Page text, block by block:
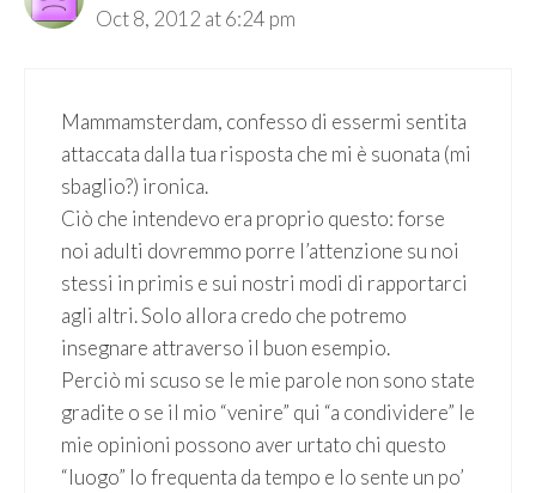
Oct 8, 2012 at 6:24 pm
Mammamsterdam, confesso di essermi sentita
attaccata dalla tua risposta che mi è suonata (mi
sbaglio?) ironica.
Ciò che intendevo era proprio questo: forse
noi adulti dovremmo porre l’attenzione su noi
stessi in primis e sui nostri modi di rapportarci
agli altri. Solo allora credo che potremo
insegnare attraverso il buon esempio.
Perciò mi scuso se le mie parole non sono state
gradite o se il mio “venire” qui “a condividere” le
mie opinioni possono aver urtato chi questo
“luogo” lo frequenta da tempo e lo sente un po’